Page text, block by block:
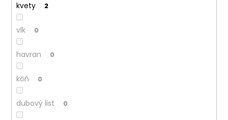
kvety 2
vlk 0
havran 0
kôň 0
dubový list 0